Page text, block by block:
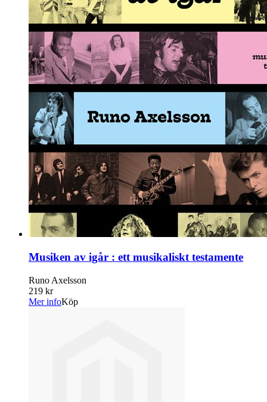
Musiken av igår : ett musikaliskt testamente
Runo Axelsson
219 kr
Mer infoKöp